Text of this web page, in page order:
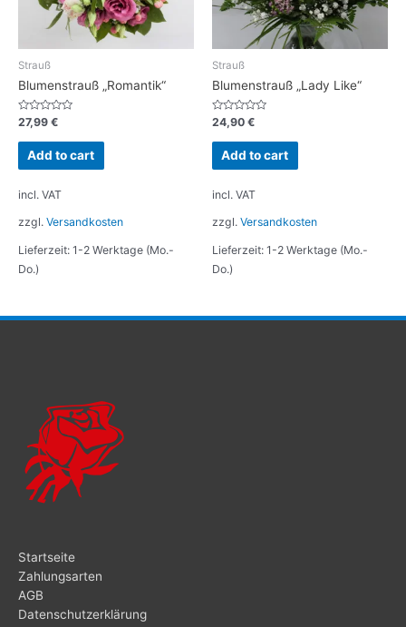
Strauß
Blumenstrauß „Romantik“
Rated
out
27,99 €
Add to cart
incl. VAT
zzgl. Versandkosten
Lieferzeit: 1-2 Werktage (Mo.-
Do.)
Strauß
Blumenstrauß „Lady Like“
Rated
out
24,90 €
Add to cart
incl. VAT
zzgl. Versandkosten
Lieferzeit: 1-2 Werktage (Mo.-
Do.)
Startseite
Zahlungsarten
AGB
Datenschutzerklärung